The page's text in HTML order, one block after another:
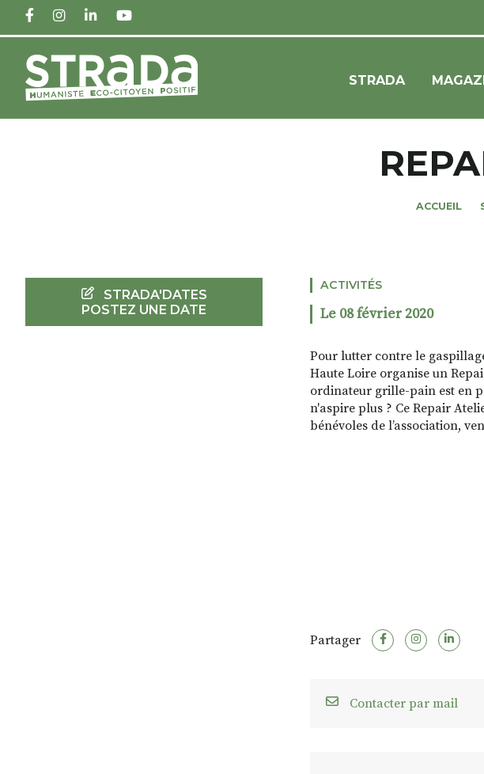
FACEBOOKINSTAGRAM
LINKEDINYOUTUBE
STRADA
ACCUEIL
ACTIVITÉS
Le 08 février 2020
Pour lutter contre le
Haute Loire organise un
ordinateur grille-pain est en
n'aspire plus ? Ce Repair
bénévoles de l’association,
Partager
Contacter par mail
STRADA'DATES
POSTEZ UNE DATE